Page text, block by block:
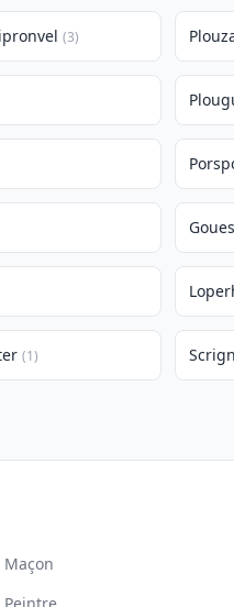
(3)
(1)
Maçon